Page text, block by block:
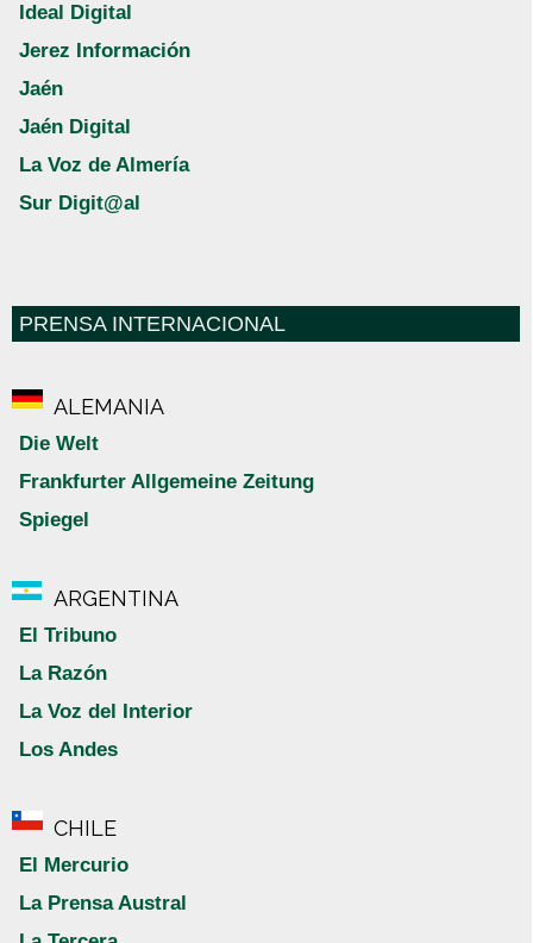
Ideal Digital
Jerez Información
Jaén
Jaén Digital
La Voz de Almería
Sur Digit@al
PRENSA INTERNACIONAL
ALEMANIA
Die Welt
Frankfurter Allgemeine Zeitung
Spiegel
ARGENTINA
El Tribuno
La Razón
La Voz del Interior
Los Andes
CHILE
El Mercurio
La Prensa Austral